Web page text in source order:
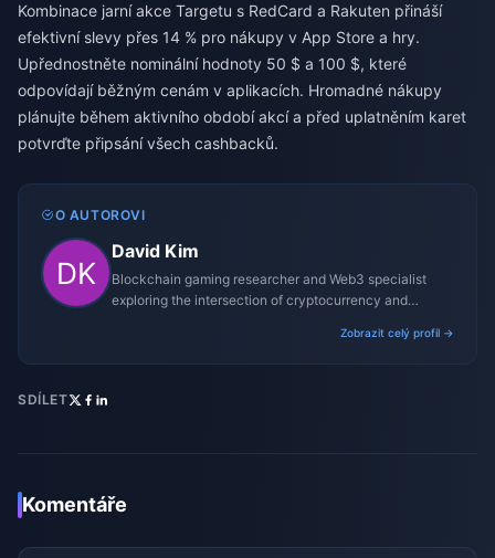
Kombinace jarní akce Targetu s RedCard a Rakuten přináší
efektivní slevy přes 14 % pro nákupy v App Store a hry.
Upřednostněte nominální hodnoty 50 $ a 100 $, které
odpovídají běžným cenám v aplikacích. Hromadné nákupy
plánujte během aktivního období akcí a před uplatněním karet
potvrďte připsání všech cashbacků.
O AUTOROVI
David Kim
Blockchain gaming researcher and Web3 specialist
exploring the intersection of cryptocurrency and
Zobrazit celý profil →
SDÍLET
Komentáře